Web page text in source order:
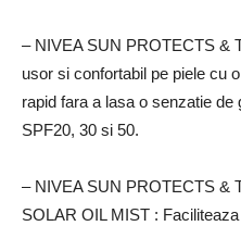
– NIVEA SUN PROTECTS &
usor si confortabil pe piele cu
rapid fara a lasa o senzatie de
SPF20, 30 si 50.
– NIVEA SUN PROTECTS &
SOLAR OIL MIST :